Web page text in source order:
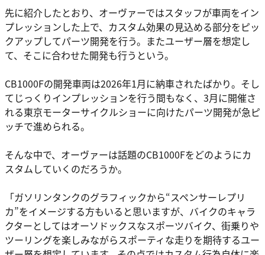
先に紹介したとおり、オーヴァーではスタッフが車両をイン
プレッションした上で、カスタム効果の見込める部分をピッ
クアップしてパーツ開発を行う。またユーザー層を想定し
て、そこに合わせた開発も行うという。
CB1000Fの開発車両は2026年1月に納車されたばかり。そし
てじっくりインプレッションを行う間もなく、3月に開催さ
れる東京モーターサイクルショーに向けたパーツ開発が急ピ
ッチで進められる。
そんな中で、オーヴァーは話題のCB1000Fをどのようにカ
スタムしていくのだろうか。
「ガソリンタンクのグラフィックから“スペンサーレプリ
カ”をイメージする方もいると思いますが、バイクのキャラ
クターとしてはオーソドックスなスポーツバイク、街乗りや
ツーリングを楽しみながらスポーティな走りを期待するユー